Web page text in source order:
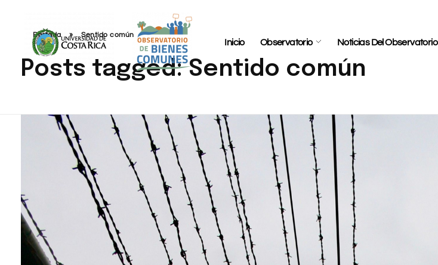
Inicio Observatorio Noticias Del Observatorio
Portada » Sentido común
Posts tagged: Sentido común